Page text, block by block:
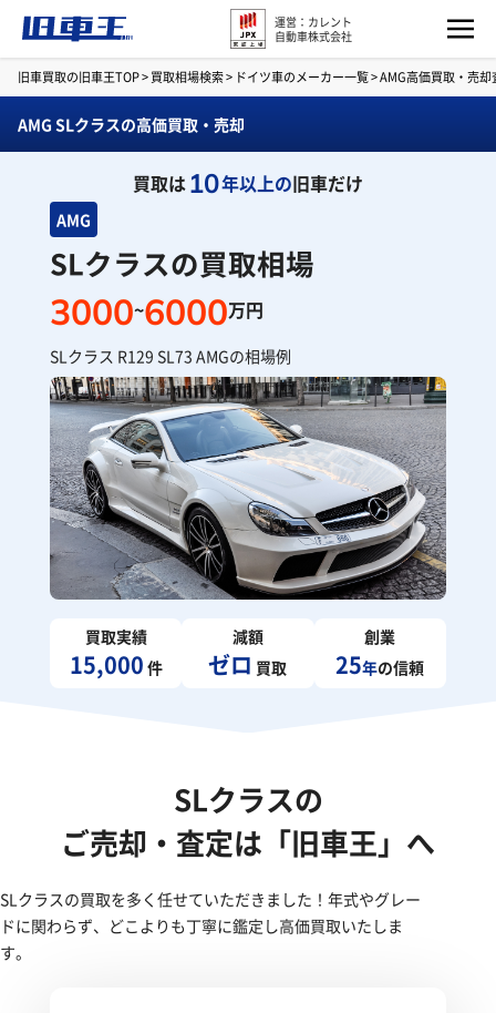
運営：カレント
自動車株式会社
旧車買取の旧車王TOP>買取相場検索> ドイツ車のメーカー一覧>AMG高価買取・売却
AMG SLクラスの高価買取・売却
買取は10年以上の旧車だけ
AMG
SLクラスの買取相場
3000~6000万円
SLクラス R129 SL73 AMGの相場例
買取実績
15,000 件
減額
ゼロ 買取
創業
25年の信頼
SLクラスの
ご売却・査定は「旧車王」へ
SLクラスの買取を多く任せていただきました！年式やグレー
ドに関わらず、どこよりも丁寧に鑑定し高価買取いたしま
す。